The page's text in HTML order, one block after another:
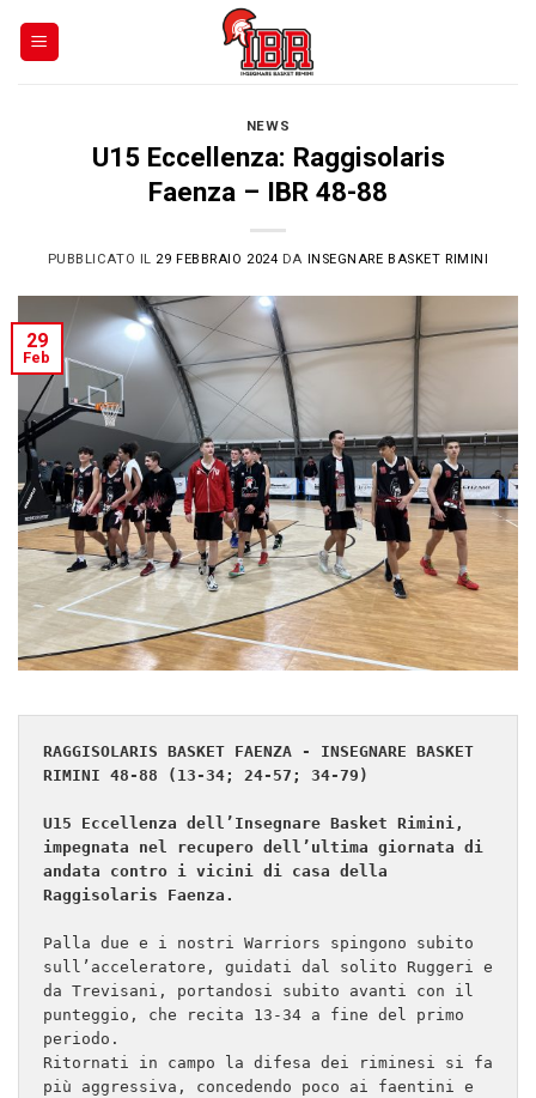
NEWS
U15 Eccellenza: Raggisolaris
Faenza – IBR 48-88
PUBBLICATO IL 29 FEBBRAIO 2024 DA INSEGNARE BASKET RIMINI
29
Feb
RAGGISOLARIS BASKET FAENZA - INSEGNARE BASKET
RIMINI 48-88 (13-34; 24-57; 34-79)
U15 Eccellenza dell’Insegnare Basket Rimini,
impegnata nel recupero dell’ultima giornata di
andata contro i vicini di casa della
Raggisolaris Faenza.
Palla due e i nostri Warriors spingono subito
sull’acceleratore, guidati dal solito Ruggeri e
da Trevisani, portandosi subito avanti con il
punteggio, che recita 13-34 a fine del primo
periodo.
Ritornati in campo la difesa dei riminesi si fa
più aggressiva, concedendo poco ai faentini e